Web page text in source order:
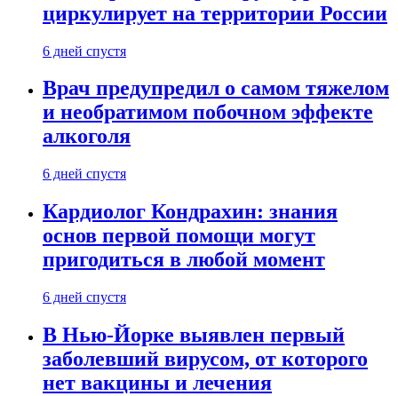
циркулирует на территории России
6 дней спустя
Врач предупредил о самом тяжелом
и необратимом побочном эффекте
алкоголя
6 дней спустя
Кардиолог Кондрахин: знания
основ первой помощи могут
пригодиться в любой момент
6 дней спустя
В Нью-Йорке выявлен первый
заболевший вирусом, от которого
нет вакцины и лечения